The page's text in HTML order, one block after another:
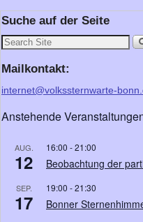
Suche auf der Seite
Mailkontakt:
internet@volkssternwarte-
Anstehende
AUG.
12
16:00 -21:00
Beobachtung der
SEP.
17
19:00 -21:30
Bonner